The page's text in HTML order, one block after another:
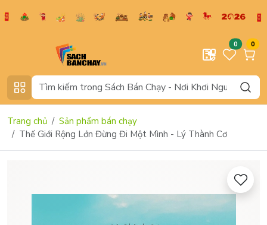
0 0
Trang chủ
Sản phẩm bán chạy
Thế Giới Rộng Lớn Đừng Đi Một Mình - Lý Thành Cơ